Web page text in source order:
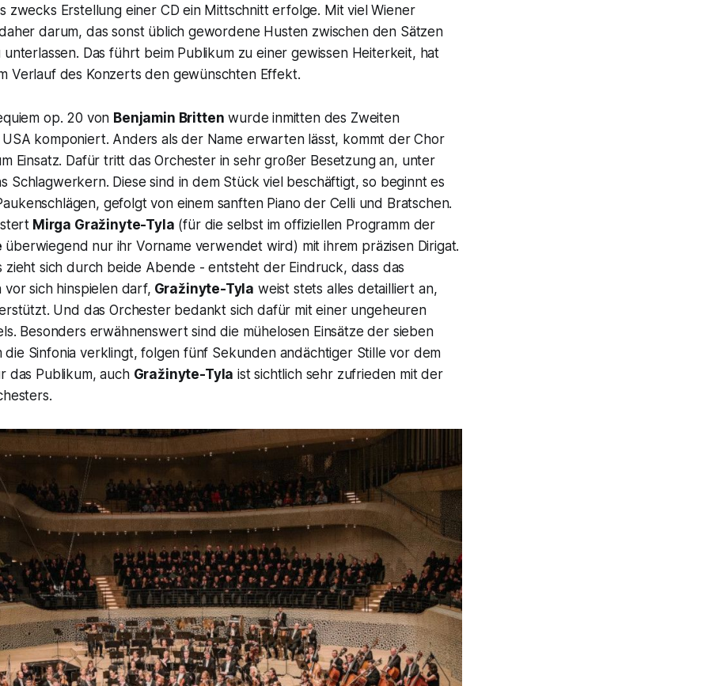
zwecks Erstellung einer CD ein Mittschnitt erfolge. Mit viel Wiener
darum, das sonst üblich gewordene Husten zwischen den Sätzen
unterlassen. Das führt beim Publikum zu einer gewissen Heiterkeit, hat
Verlauf des Konzerts den gewünschten Effekt.
op. 20 von Benjamin Britten wurde inmitten des Zweiten
komponiert. Anders als der Name erwarten lässt, kommt der Chor
Einsatz. Dafür tritt das Orchester in sehr großer Besetzung an, unter
Schlagwerkern. Diese sind in dem Stück viel beschäftigt, so beginnt es
gefolgt von einem sanften Piano der Celli und Bratschen.
Mirga Gražinyte-Tyla (für die selbst im offiziellen Programm der
überwiegend nur ihr Vorname verwendet wird) mit ihrem präzisen Dirigat.
zieht sich durch beide Abende - entsteht der Eindruck, dass das
vor sich hinspielen darf, Gražinyte-Tyla weist stets alles detailliert an,
Und das Orchester bedankt sich dafür mit einer ungeheuren
Besonders erwähnenswert sind die mühelosen Einsätze der sieben
die Sinfonia verklingt, folgen fünf Sekunden andächtiger Stille vor dem
das Publikum, auch Gražinyte-Tyla ist sichtlich sehr zufrieden mit der